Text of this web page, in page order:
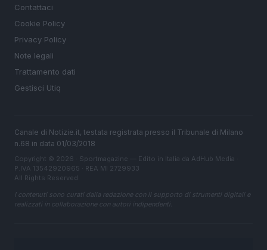
Contattaci
Cookie Policy
Privacy Policy
Note legali
Trattamento dati
Gestisci Utiq
Canale di Notizie.it, testata registrata presso il Tribunale di Milano
n.68 in data 01/03/2018
Copyright © 2026 · Sportmagazine — Edito in Italia da AdHub Media
P.IVA 13542920965 · REA MI 2729933
All Rights Reserved
I contenuti sono curati dalla redazione con il supporto di strumenti digitali e
realizzati in collaborazione con autori indipendenti.